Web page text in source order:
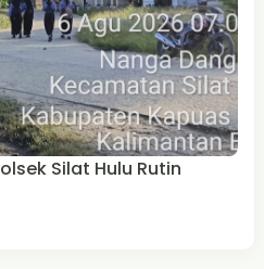
Silat Hulu Rutin